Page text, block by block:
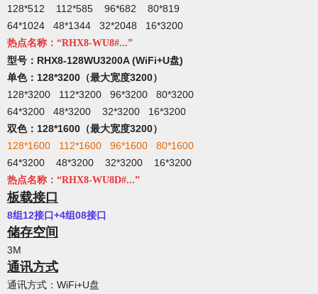
128*512 112*585 96*682 80*819
64*1024 48*1344 32*2048 16*3200
热点名称：“RHX8-WU8#...”
型号：RHX8-128WU3200A (WiFi+U盘)
单色：128*3200（最大宽度3200）
128*3200 112*3200 96*3200 80*3200
64*3200 48*3200 32*3200 16*3200
双色：128*1600（最大宽度3200）
128*1600 112*1600 96*1600 80*1600
64*3200 48*3200 32*3200 16*3200
热点名称：“RHX8-WU8D#...”
板载接口
8组12接口+4组08接口
储存空间
3M
通讯方式
通讯方式：WiFi+U盘